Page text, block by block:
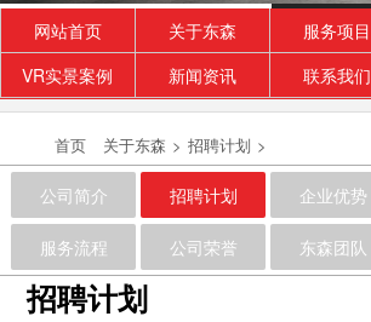
网站首页 关于东森 服务项目
VR实景案例
新闻资讯 联系我们
首页 关于东森 > 招聘计划 >
公司简介 招聘计划 企业优势
服务流程 公司荣誉 东森团队
招聘计划